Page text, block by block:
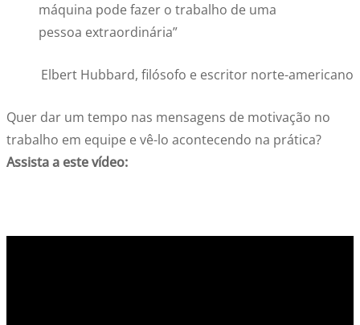
máquina pode fazer o trabalho de uma
pessoa extraordinária”
Elbert Hubbard, filósofo e escritor norte-americano
Quer dar um tempo nas mensagens de motivação no
trabalho em equipe e vê-lo acontecendo na prática?
Assista a este vídeo: